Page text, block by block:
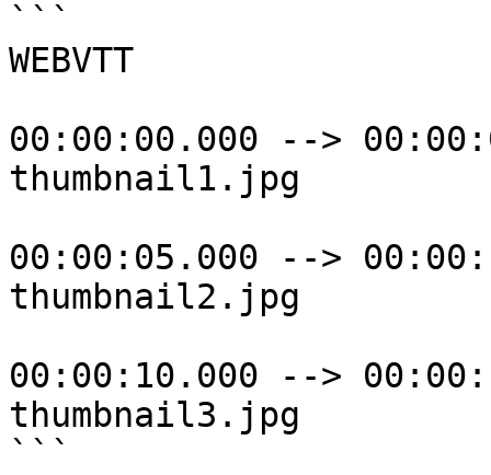
```
WEBVTT
00:00:00.000 -->
thumbnail1.jpg
00:00:05.000 -->
thumbnail2.jpg
00:00:10.000 -->
thumbnail3.jpg
```